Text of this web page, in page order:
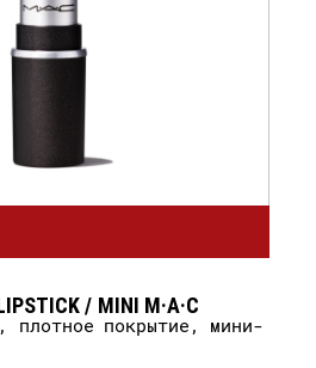
/ MINI M·A·C